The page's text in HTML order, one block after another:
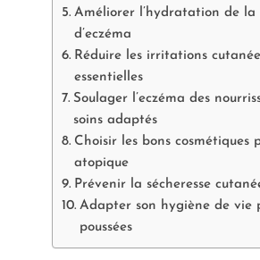
Améliorer l’hydratation de
d’eczéma
Réduire les irritations
essentielles
Soulager l’eczéma des
soins adaptés
Choisir les bons cosmétiques
atopique
Prévenir la sécheresse
Adapter son hygiène de vie
poussées